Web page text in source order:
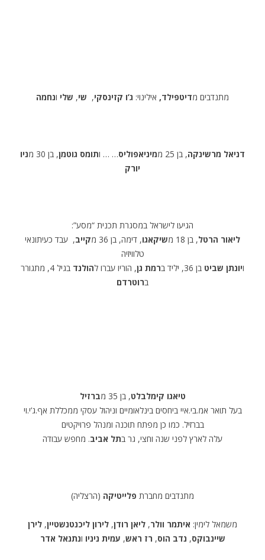
מתנדבים מדיטפילד, אילינוי: ג’ו קזינסקי, שי, שלי ונחמה
דניאל מרשינקה, בן 25 מ מיניאפוליס… … ותומס גוטמן, בן 30 מ
ניו
יורק
הגיעו לישראל במסגרת תכנית “מסע”:
ליאור הרטל, בן 18 מ שיקאגו, דימה, בן 36 מ קייב, עבד כעיתונאי
טלוויזיה
ויונתן שביט בן 36, יליד ב רמת גן, הוריו עברו להולנד
בגיל 4, מתגורר
ברוטרדם
טיאגו קימלבלט, בן 35 מ
ברזיל
בעל תואר אמ.בי.איי ביחסים בינלאומיים וניהול עסקי ממכללת אף.ג’י.וי
בברזיל. כמו כן מפתח תוכנה ומנהל פרויקטים
עלה לארץ לפני שנה וחצי, גר בתל אביב. מחפש עבודה
מתנדבים מחברת פלייטיקה (הרצליה)
משמאל לימין: איתמר וולר, ליאן רודן, לירון ליכנטנשטיין, לירן
שיינבוקס, נדב הוס, רז ראש, עמית ניניו ונתנאל אדר